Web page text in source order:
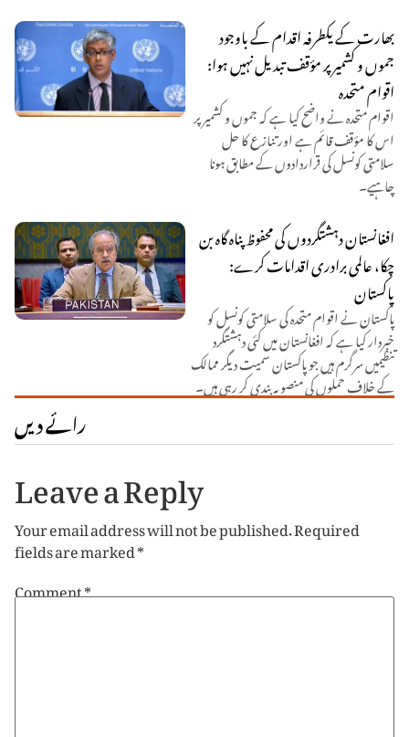
بھارت کے یکطرفہ اقدام کے باوجود
جموں و کشمیر پر مؤقف تبدیل نہیں ہوا:
اقوام متحدہ
اقوام متحدہ نے واضح کیا ہے کہ جموں و کشمیر پر
اس کا مؤقف قائم ہے اور تنازع کا حل
سلامتی کونسل کی قراردادوں کے مطابق ہونا
چاہیے۔
افغانستان دہشتگردوں کی محفوظ پناہ گاہ بن
چکا، عالمی برادری اقدامات کرے:
پاکستان
پاکستان نے اقوام متحدہ کی سلامتی کونسل کو
خبردار کیا ہے کہ افغانستان میں کئی دہشتگرد
تنظیمیں سرگرم ہیں جو پاکستان سمیت دیگر ممالک
کے خلاف حملوں کی منصوبہ بندی کر رہی ہیں۔
رائے دیں
Leave a Reply
Your email address will not be published.Required
fields are marked*
Comment*